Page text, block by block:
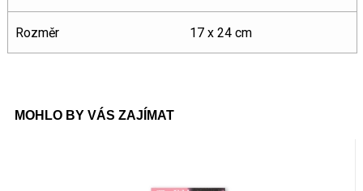
Rozměr 17 x 24 cm
MOHLO BY VÁS ZAJÍMAT